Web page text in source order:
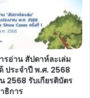
รอ่าน สัปดาห์ละเล่ม
ประจำปี พ.ศ. 2568
2568 รับเกียรติบัตร
ธิการ